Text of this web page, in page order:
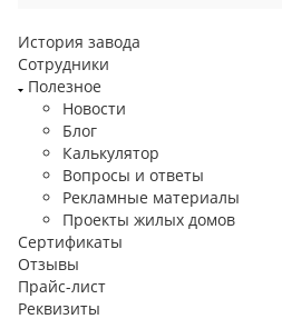
История завода
Сотрудники
Полезное
Новости
Блог
Калькулятор
Вопросы и ответы
Рекламные материалы
Проекты жилых домов
Сертификаты
Отзывы
Прайс-лист
Реквизиты